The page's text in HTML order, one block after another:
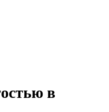
в